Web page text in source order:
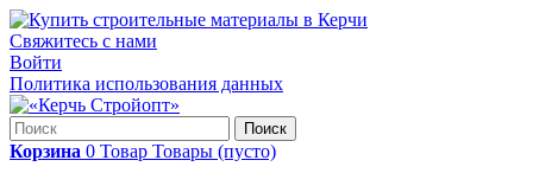
Свяжитесь с нами
Войти
Политика использования данных
Поиск
Корзина 0 Товар Товары (пусто)